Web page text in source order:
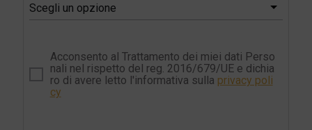
Scegli un opzione
Acconsento al Trattamento dei miei dati Perso
nali nel rispetto del reg. 2016/679/UE e dichia
ro di avere letto l'informativa sulla privacy poli
cy